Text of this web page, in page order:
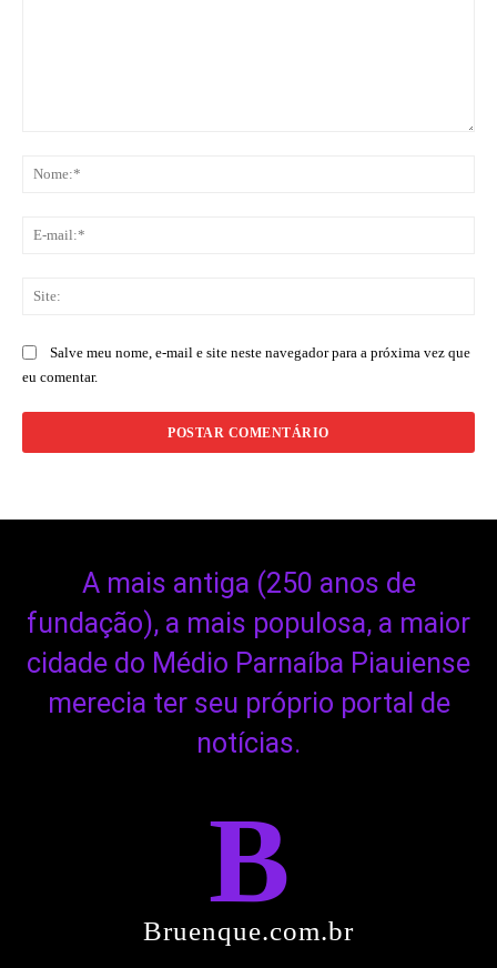
Salve meu nome, e-mail e site neste navegador para a próxima vez que
eu comentar.
A mais antiga (250 anos de
fundação), a mais populosa, a maior
cidade do Médio Parnaíba Piauiense
merecia ter seu próprio portal de
notícias.
B
Bruenque.com.br